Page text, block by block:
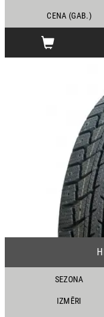
CENA (GAB.)
SEZONA
IZMĒRI